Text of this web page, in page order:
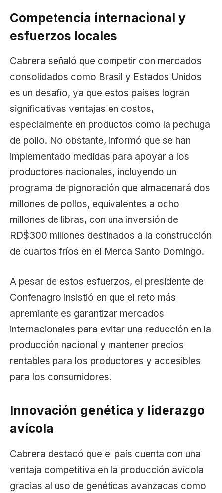
Competencia internacional y
esfuerzos locales
Cabrera señaló que competir con mercados
consolidados como Brasil y Estados Unidos
es un desafío, ya que estos países logran
significativas ventajas en costos,
especialmente en productos como la pechuga
de pollo. No obstante, informó que se han
implementado medidas para apoyar a los
productores nacionales, incluyendo un
programa de pignoración que almacenará dos
millones de pollos, equivalentes a ocho
millones de libras, con una inversión de
RD$300 millones destinados a la construcción
de cuartos fríos en el Merca Santo Domingo.
A pesar de estos esfuerzos, el presidente de
Confenagro insistió en que el reto más
apremiante es garantizar mercados
internacionales para evitar una reducción en la
producción nacional y mantener precios
rentables para los productores y accesibles
para los consumidores.
Innovación genética y liderazgo
avícola
Cabrera destacó que el país cuenta con una
ventaja competitiva en la producción avícola
gracias al uso de genéticas avanzadas como